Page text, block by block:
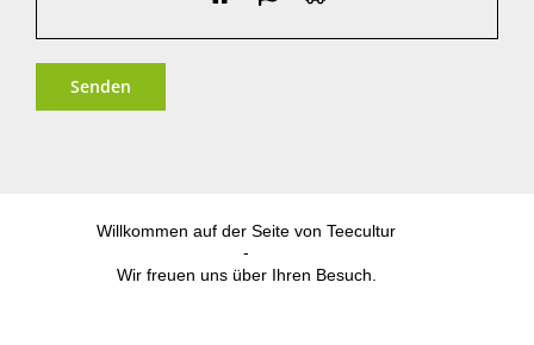
Willkommen auf der Seite von Teecultur
-
Wir freuen uns über Ihren Besuch.